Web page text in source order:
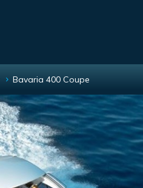
Bavaria 400 Coupe